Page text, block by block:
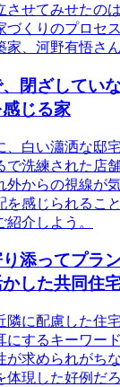
させてみせたの
くりのプロセ
、河野有悟さん
閉ざしてい
じる家
、白い瀟洒な邸
で洗練された店
からの視線が
を感じられるこ
介しよう。
り添ってプラ
した共同住
隣に配慮した住
にするキーワー
求められがち
体現した好例だ